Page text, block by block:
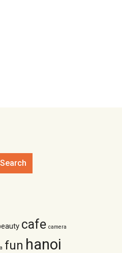
cafe camera
fun hanoi